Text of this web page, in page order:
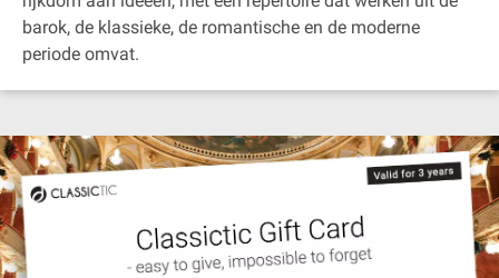
barok, de klassieke, de romantische en de moderne
periode omvat.